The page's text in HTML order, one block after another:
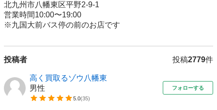
北九州市八幡東区平野2-9-1
営業時間10:00〜19:00
※九国大前バス停の前のお店です
投稿者 投稿2779件
高く買取るゾウ八幡東
男性
5.0(35)
フォローする